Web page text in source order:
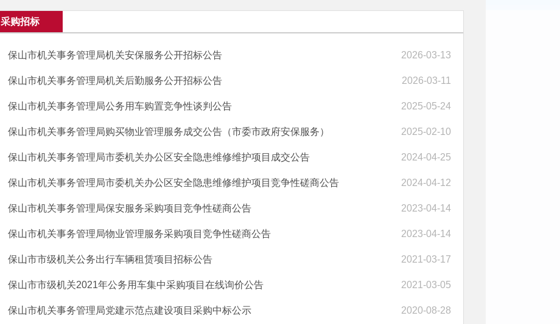
采购招标
保山市机关事务管理局机关安保服务公开招标公告 2026-03-13
保山市机关事务管理局机关后勤服务公开招标公告 2026-03-11
保山市机关事务管理局公务用车购置竞争性谈判公告 2025-05-24
保山市机关事务管理局购买物业管理服务成交公告（市委市政府安保服务） 2025-02-10
保山市机关事务管理局市委机关办公区安全隐患维修维护项目成交公告 2024-04-25
保山市机关事务管理局市委机关办公区安全隐患维修维护项目竞争性磋商公告 2024-04-12
保山市机关事务管理局保安服务采购项目竞争性磋商公告 2023-04-14
保山市机关事务管理局物业管理服务采购项目竞争性磋商公告 2023-04-14
保山市市级机关公务出行车辆租赁项目招标公告 2021-03-17
保山市市级机关2021年公务用车集中采购项目在线询价公告 2021-03-05
保山市机关事务管理局党建示范点建设项目采购中标公示 2020-08-28